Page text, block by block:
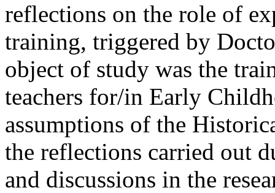
reflections on the role of
training, triggered by
object of study was the
teachers for/in Early
assumptions of the
the reflections carried out
and discussions in the